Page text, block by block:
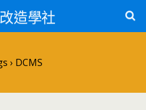
造學社
› DCMS